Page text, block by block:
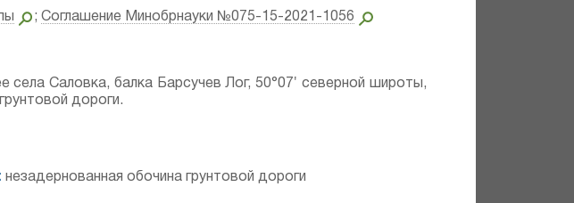
;Соглашение Минобрнауки №075-15-2021-1056
села Саловка, балка Барсучев Лог, 50°07′ северной широты,
дороги.
незадернованная обочина грунтовой дороги